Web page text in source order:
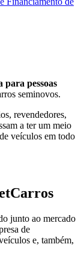
para pessoas
seminovos.
revendedores,
a ter um meio
veículos em todo
junto ao mercado
de
e, também,